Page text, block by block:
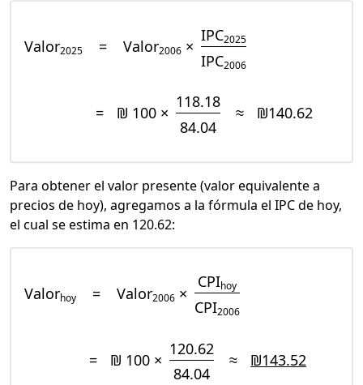
Valor2025 = Valor2006 ×
IPC2025
IPC2006
= ₪ 100 ×
118.18
84.04
≈ ₪140.62
Para obtener el valor presente (valor equivalente a
precios de hoy), agregamos a la fórmula el IPC de hoy,
el cual se estima en 120.62:
Valorhoy = Valor2006 ×
CPIhoy
CPI2006
= ₪ 100 ×
120.62
84.04
≈ ₪143.52